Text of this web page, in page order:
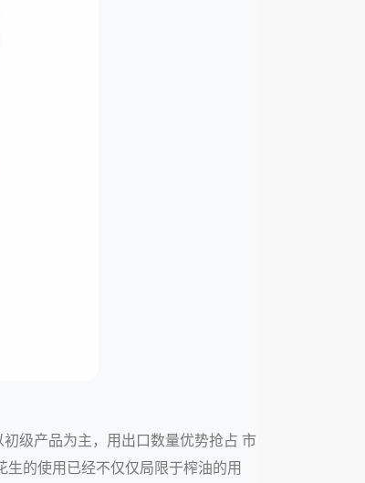
级产品为主，用出口数量优势抢占 市
的使用已经不仅仅局限于榨油的用